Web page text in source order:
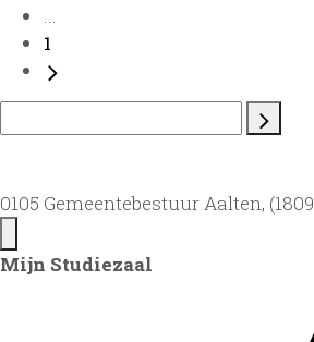
...
1
0105 Gemeentebestuur Aalten,
Mijn Studiezaal